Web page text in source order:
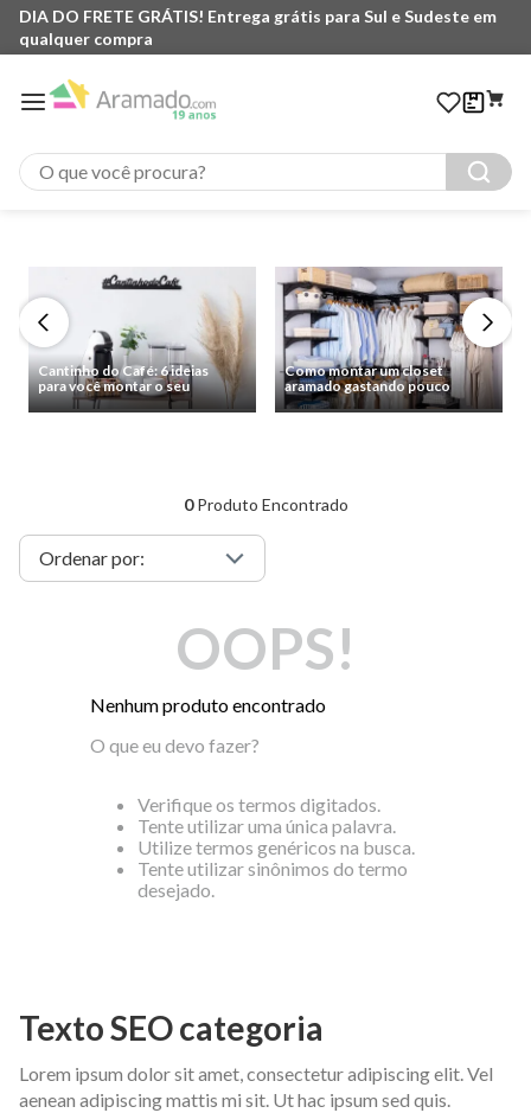
DIA DO FRETE GRÁTIS! Entrega grátis para Sul e Sudeste em
qualquer compra
O que você procura?
Cantinho do Café: 6 ideias
para você montar o seu
Como montar um closet
aramado gastando pouco
0Produto Encontrado
OOPS!
Nenhum produto encontrado
O que eu devo fazer?
Verifique os termos digitados.
Tente utilizar uma única palavra.
Utilize termos genéricos na busca.
Tente utilizar sinônimos do termo
desejado.
Texto SEO categoria
Lorem ipsum dolor sit amet, consectetur adipiscing elit. Vel
aenean adipiscing mattis mi sit. Ut hac ipsum sed quis.